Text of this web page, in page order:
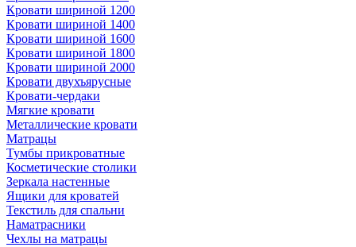
Кровати шириной 1200
Кровати шириной 1400
Кровати шириной 1600
Кровати шириной 1800
Кровати шириной 2000
Кровати двухъярусные
Кровати-чердаки
Мягкие кровати
Металлические кровати
Матрацы
Тумбы прикроватные
Косметические столики
Зеркала настенные
Ящики для кроватей
Текстиль для спальни
Наматрасники
Чехлы на матрацы